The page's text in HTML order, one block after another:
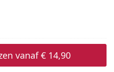
vanaf€ 14,90